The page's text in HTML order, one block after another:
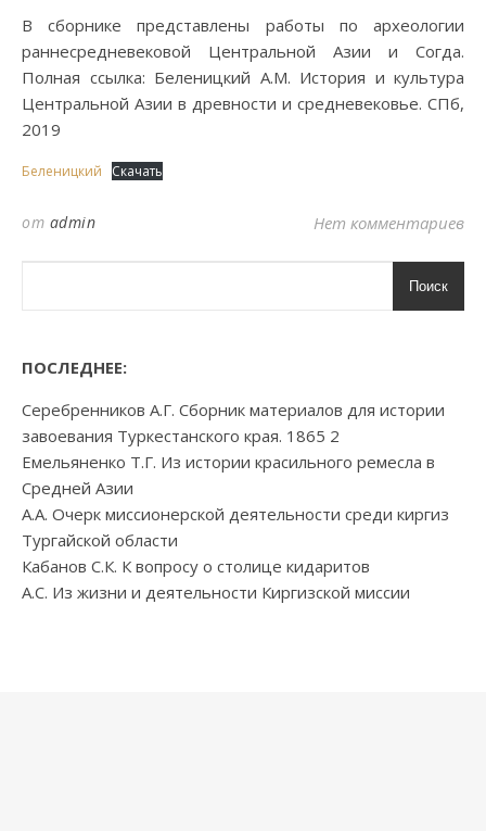
В сборнике представлены работы по археологии
раннесредневековой Центральной Азии и Согда.
Полная ссылка: Беленицкий А.М. История и культура
Центральной Азии в древности и средневековье. СПб,
2019
Беленицкий Скачать
от admin Нет комментариев
Поиск
ПОСЛЕДНЕЕ:
Серебренников А.Г. Сборник материалов для истории
завоевания Туркестанского края. 1865 2
Емельяненко Т.Г. Из истории красильного ремесла в
Средней Азии
А.А. Очерк миссионерской деятельности среди киргиз
Тургайской области
Кабанов С.К. К вопросу о столице кидаритов
А.С. Из жизни и деятельности Киргизской миссии